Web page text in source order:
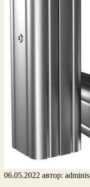
06.05.2022 автор: